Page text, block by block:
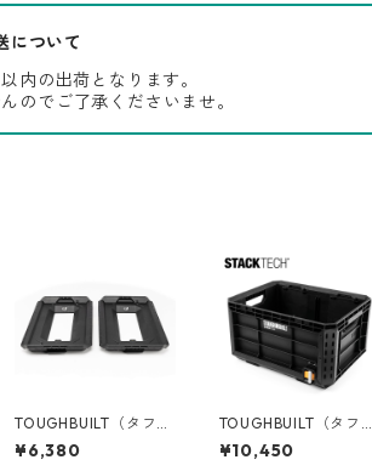
について
内の出荷となります。
のでご了承くださいませ。
TOUGHBUILT（タフビ
ルト）STACK TECH(ス
タックテック) コンバ
¥6,380
TOUGHBUILT（タフビ
ルト）STACK TECH(ス
タックテック) クレー
¥10,450